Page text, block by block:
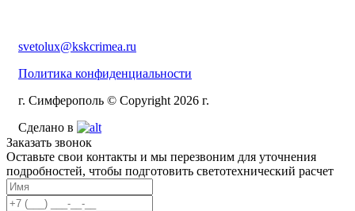
svetolux@kskcrimea.ru
Политика конфиденциальности
г. Симферополь © Copyright 2026 г.
Сделано в
Заказать звонок
Оставьте свои контакты и мы перезвоним для уточнения
подробностей, чтобы подготовить светотехнический расчет